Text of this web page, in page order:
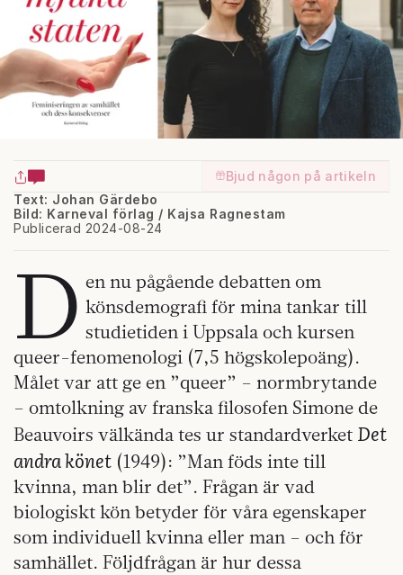
Bjud någon på artikeln
Text: Johan Gärdebo
Publicerad 2024-08-24
Bild: Karneval förlag / Kajsa Ragnestam
D en nu pågående debatten om
könsdemografi för mina tankar till
studietiden i Uppsala och kursen
queer-fenomenologi (7,5 högskolepoäng).
Målet var att ge en ”queer” – normbrytande
– omtolkning av franska filosofen Simone de
Beauvoirs välkända tes ur standardverket Det
andra könet (1949): ”Man föds inte till
kvinna, man blir det”. Frågan är vad
biologiskt kön betyder för våra egenskaper
som individuell kvinna eller man – och för
samhället. Följdfrågan är hur dessa